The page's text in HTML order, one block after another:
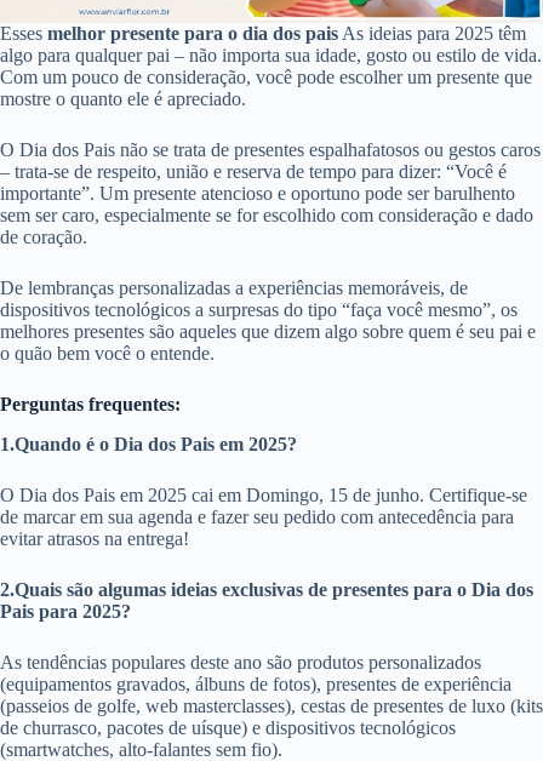
Esses melhor presente para o dia dos pais As ideias para 2025 têm
algo para qualquer pai – não importa sua idade, gosto ou estilo de vida.
Com um pouco de consideração, você pode escolher um presente que
mostre o quanto ele é apreciado.
O Dia dos Pais não se trata de presentes espalhafatosos ou gestos caros
– trata-se de respeito, união e reserva de tempo para dizer: “Você é
importante”. Um presente atencioso e oportuno pode ser barulhento
sem ser caro, especialmente se for escolhido com consideração e dado
de coração.
De lembranças personalizadas a experiências memoráveis, de
dispositivos tecnológicos a surpresas do tipo “faça você mesmo”, os
melhores presentes são aqueles que dizem algo sobre quem é seu pai e
o quão bem você o entende.
Perguntas frequentes:
1.Quando é o Dia dos Pais em 2025?
O Dia dos Pais em 2025 cai em Domingo, 15 de junho. Certifique-se
de marcar em sua agenda e fazer seu pedido com antecedência para
evitar atrasos na entrega!
2.Quais são algumas ideias exclusivas de presentes para o Dia dos
Pais para 2025?
As tendências populares deste ano são produtos personalizados
(equipamentos gravados, álbuns de fotos), presentes de experiência
(passeios de golfe, web masterclasses), cestas de presentes de luxo (kits
de churrasco, pacotes de uísque) e dispositivos tecnológicos
(smartwatches, alto-falantes sem fio).